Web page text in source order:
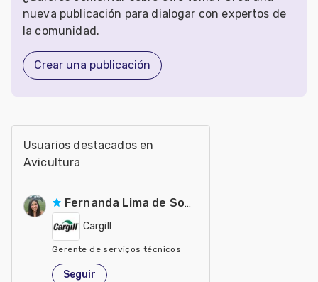
nueva publicación para dialogar con expertos de
la comunidad.
Crear una publicación
Usuarios destacados en
Avicultura
Fernanda Lima de Souza Castro
Cargill
Gerente de serviços técnicos
Estados Unidos de América
Seguir